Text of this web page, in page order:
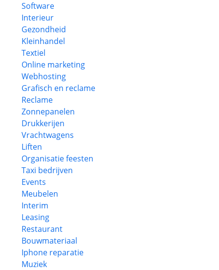
Software
Interieur
Gezondheid
Kleinhandel
Textiel
Online marketing
Webhosting
Grafisch en reclame
Reclame
Zonnepanelen
Drukkerijen
Vrachtwagens
Liften
Organisatie feesten
Taxi bedrijven
Events
Meubelen
Interim
Leasing
Restaurant
Bouwmateriaal
Iphone reparatie
Muziek